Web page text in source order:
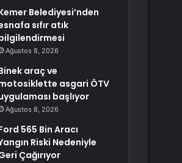
Belediyesi’nden
sıfır atık
Ağustos 8, 2026
araç ve
asgari ÖTV
başlıyor
Ağustos 8, 2026
565 Bin Aracı
Riski Nedeniyle
Çağırıyor